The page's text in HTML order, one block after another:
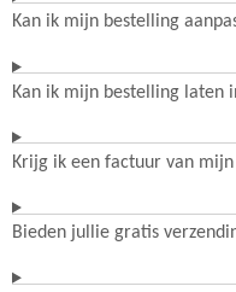
Kan ik mijn bestelling
Kan ik mijn bestelling laten
Krijg ik een factuur van
Bieden jullie gratis